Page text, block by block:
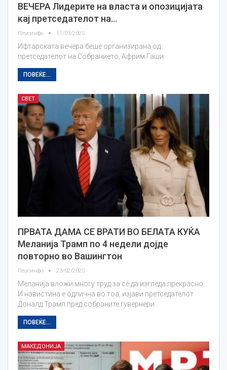
ВЕЧЕРА Лидерите на власта и опозицијата
кај претседателот на…
Плусинфо 11/03/2025
Ифтарската вечера беше организирана од
претседателот на Собранието, Африм Гаши.
ПОВЕЌЕ...
СВЕТ
ПРВАТА ДАМА СЕ ВРАТИ ВО БЕЛАТА КУЌА
Меланија Трамп по 4 недели дојде
повторно во Вашингтон
Плусинфо 23/02/2025
Меланија вложи многу труд за сè да изгледа прекрасно.
И навистина е одлична во тоа, изјави претседателот
Доналд Трамп пред собраните гувернери.
ПОВЕЌЕ...
МАКЕДОНИЈА